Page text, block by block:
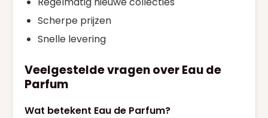
Scherpe prijzen
Snelle levering
Veelgestelde vragen over Eau de
Parfum
Wat betekent Eau de Parfum?